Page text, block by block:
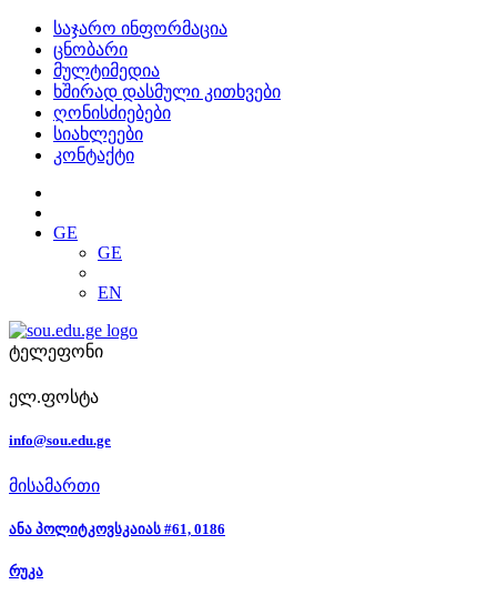
საჯარო ინფორმაცია
ცნობარი
მულტიმედია
ხშირად დასმული კითხვები
ღონისძიებები
სიახლეები
კონტაქტი
GE
GE
EN
ტელეფონი
ელ.ფოსტა
info@sou.edu.ge
მისამართი
ანა პოლიტკოვსკაიას #61, 0186
რუკა